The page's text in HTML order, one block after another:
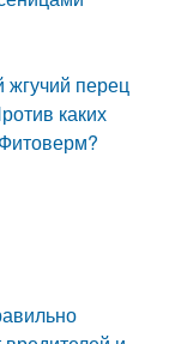
жгучий перец
каких